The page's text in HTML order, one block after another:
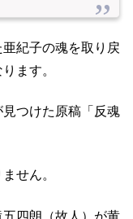
紀子の魂を取り戻
ます。
つけた原稿「反魂
せん。
四朗（故人）が黄